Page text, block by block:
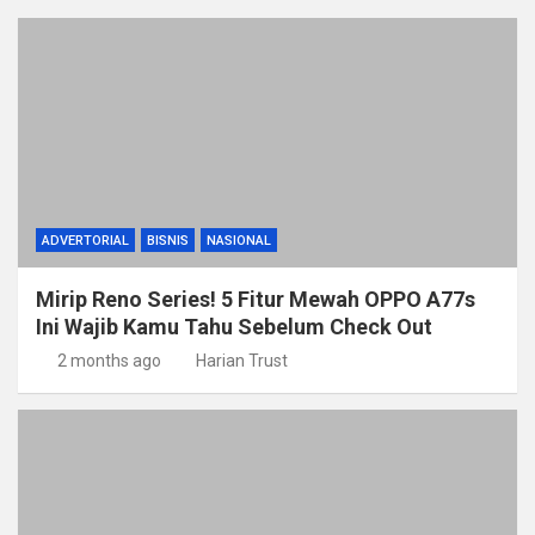
ADVERTORIAL BISNIS NASIONAL
Mirip Reno Series! 5 Fitur Mewah OPPO A77s
Ini Wajib Kamu Tahu Sebelum Check Out
2 months ago Harian Trust